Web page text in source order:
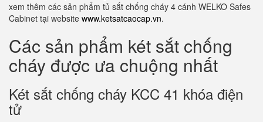
xem thêm các sản phẩm tủ sắt chống cháy 4 cánh WELKO Safes
Cabinet tại website www.ketsatcaocap.vn.
Các sản phẩm két sắt chống
cháy được ưa chuộng nhất
Két sắt chống cháy KCC 41 khóa điện
tử